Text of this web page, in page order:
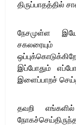
திருப்பாதத்தில்
நேசமுள்ள
இப்போதும்
இளைப்பாறச்
தவறி